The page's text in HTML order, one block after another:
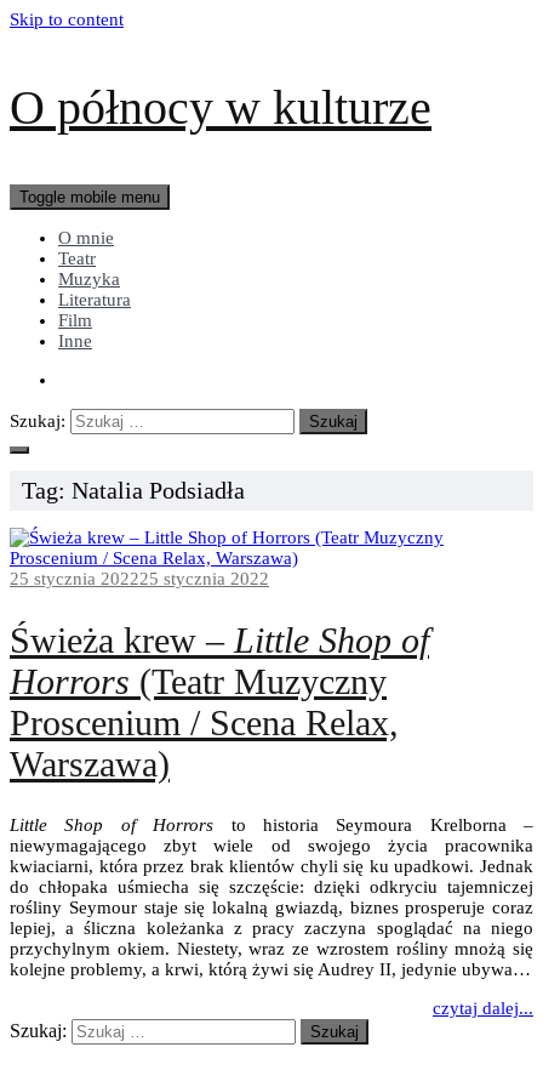
Skip to content
O północy w kulturze
Toggle mobile menu
O mnie
Teatr
Muzyka
Literatura
Film
Inne
Szukaj:
Tag: Natalia Podsiadła
25 stycznia 202225 stycznia 2022
Świeża krew – Little Shop of
Horrors (Teatr Muzyczny
Proscenium / Scena Relax,
Warszawa)
Little Shop of Horrors to historia Seymoura Krelborna –
niewymagającego zbyt wiele od swojego życia pracownika
kwiaciarni, która przez brak klientów chyli się ku upadkowi. Jednak
do chłopaka uśmiecha się szczęście: dzięki odkryciu tajemniczej
rośliny Seymour staje się lokalną gwiazdą, biznes prosperuje coraz
lepiej, a śliczna koleżanka z pracy zaczyna spoglądać na niego
przychylnym okiem. Niestety, wraz ze wzrostem rośliny mnożą się
kolejne problemy, a krwi, którą żywi się Audrey II, jedynie ubywa…
czytaj dalej...
Szukaj: